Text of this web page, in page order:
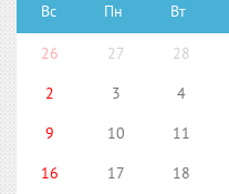
Вс Пн Вт
26 27 28
2
3 4
9
10 11
16
17 18